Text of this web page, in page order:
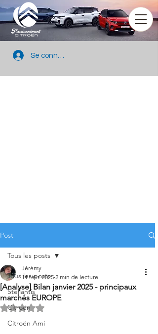
Se connecter
Post
Tous les posts
Stellantis
Citroën
Citroën Ami
Tous les posts
[Analyse] Bilan janvier 2025 - principaux
marchés EUROPE
Jérémy
11 févr. 2025 2 min de lecture
Noté NaN étoiles sur 5.